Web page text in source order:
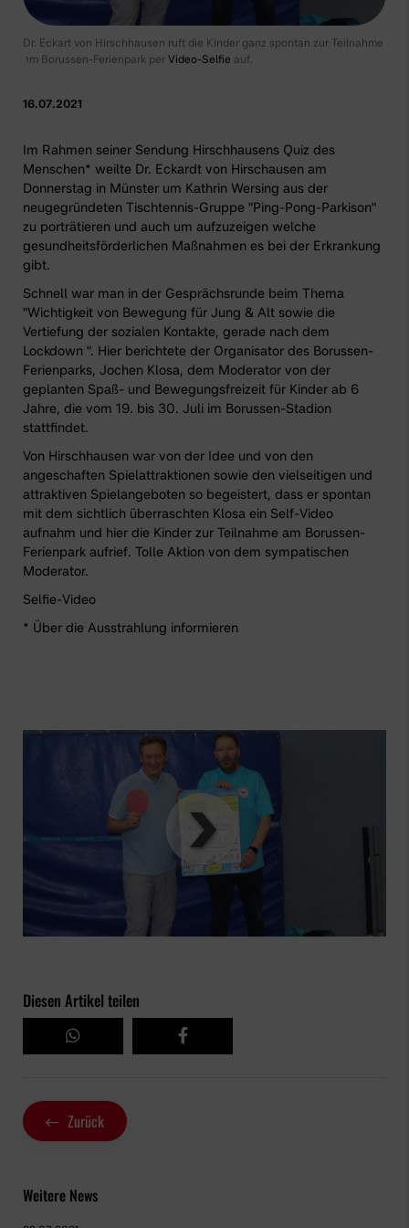
Dr. Eckart von Hirschhausen ruft die Kinder ganz spontan zur Teilnahme
am Borussen-Ferienpark per Video-Selfie auf.
16.07.2021
Im Rahmen seiner Sendung Hirschhausens Quiz des
Menschen* weilte Dr. Eckardt von Hirschausen am
Donnerstag in Münster um Kathrin Wersing aus der
neugegründeten Tischtennis-Gruppe "Ping-Pong-Parkison"
zu porträtieren und auch um aufzuzeigen welche
gesundheitsförderlichen Maßnahmen es bei der Erkrankung
gibt.
Schnell war man in der Gesprächsrunde beim Thema
"Wichtigkeit von Bewegung für Jung & Alt sowie die
Vertiefung der sozialen Kontakte, gerade nach dem
Lockdown ". Hier berichtete der Organisator des Borussen-
Ferienparks, Jochen Klosa, dem Moderator von der
geplanten Spaß- und Bewegungsfreizeit für Kinder ab 6
Jahre, die vom 19. bis 30. Juli im Borussen-Stadion
stattfindet.
Von Hirschhausen war von der Idee und von den
angeschaften Spielattraktionen sowie den vielseitigen und
attraktiven Spielangeboten so begeistert, dass er spontan
mit dem sichtlich überraschten Klosa ein Self-Video
aufnahm und hier die Kinder zur Teilnahme am Borussen-
Ferienpark aufrief. Tolle Aktion von dem sympatischen
Moderator.
Selfie-Video
* Über die Ausstrahlung informieren
Diesen Artikel teilen
Zurück
Weitere News